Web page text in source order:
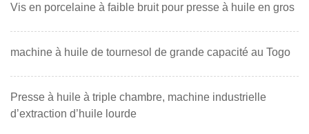
Vis en porcelaine à faible bruit pour presse à huile en gros
machine à huile de tournesol de grande capacité au Togo
Presse à huile à triple chambre, machine industrielle
d’extraction d’huile lourde